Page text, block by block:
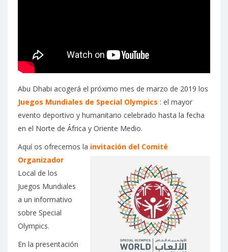
Abu Dhabi acogerá el próximo mes de marzo de 2019 los
Juegos Mundiales de Special Olympics : el mayor
evento deportivo y humanitario celebrado hasta la fecha
en el Norte de África y Oriente Medio.
Aquí os ofrecemos la invitación del Comité
Organizador
Local de los
Juegos Mundiales
a un informativo
sobre Special
Olympics.
En la presentación